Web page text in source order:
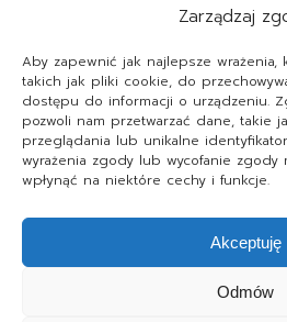
Zarządzaj
Aby zapewnić jak najlepsze wrażenia,
takich jak pliki cookie, do
dostępu do informacji o urządzeniu.
pozwoli nam przetwarzać dane, takie
przeglądania lub unikalne
wyrażenia zgody lub wycofanie zgody
wpłynąć na niektóre cechy i funkcje.
Akceptuję
Odmów